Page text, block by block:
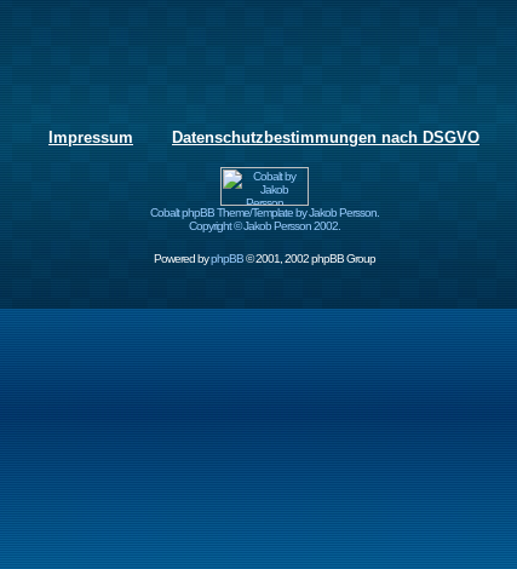
Impressum Datenschutzbestimmungen nach DSGVO
Cobalt phpBB Theme/Template by Jakob Persson.
Copyright © Jakob Persson 2002.
Powered byphpBB© 2001, 2002 phpBB Group